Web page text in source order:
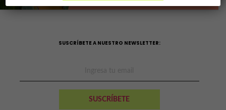
SUSCRÍBETE A NUESTRO NEWSLETTER: